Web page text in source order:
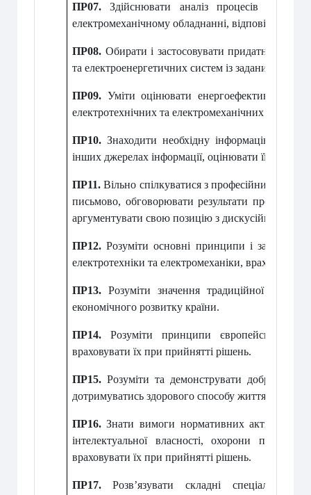
ПР07.Здійснювати аналіз процесів в
електромеханічному обладнанні, відповідних
ПР08. Обирати і застосовувати придатні
та електроенергетичних систем із заданими
ПР09. Уміти оцінювати енергоефективність
електротехнічних та електромеханічних систем.
ПР10. Знаходити необхідну інформацію в
інших джерелах інформації, оцінювати її
ПР11.Вільно спілкуватися з професійних
письмово, обговорювати результати
аргументувати свою позицію з дискусійних
ПР12.Розуміти основні принципи і завдання
електротехніки та електромеханіки, враховувати
ПР13. Розуміти значення традиційної та
економічного розвитку країни.
ПР14. Розуміти принципи європейської
враховувати їх при прийнятті рішень.
ПР15. Розуміти та демонструвати добру
дотримуватись здорового способу життя.
ПР16.Знати вимоги нормативних актів, що
інтелектуальної власності, охорони праці,
враховувати їх при прийнятті рішень.
ПР17.Розв’язувати складні